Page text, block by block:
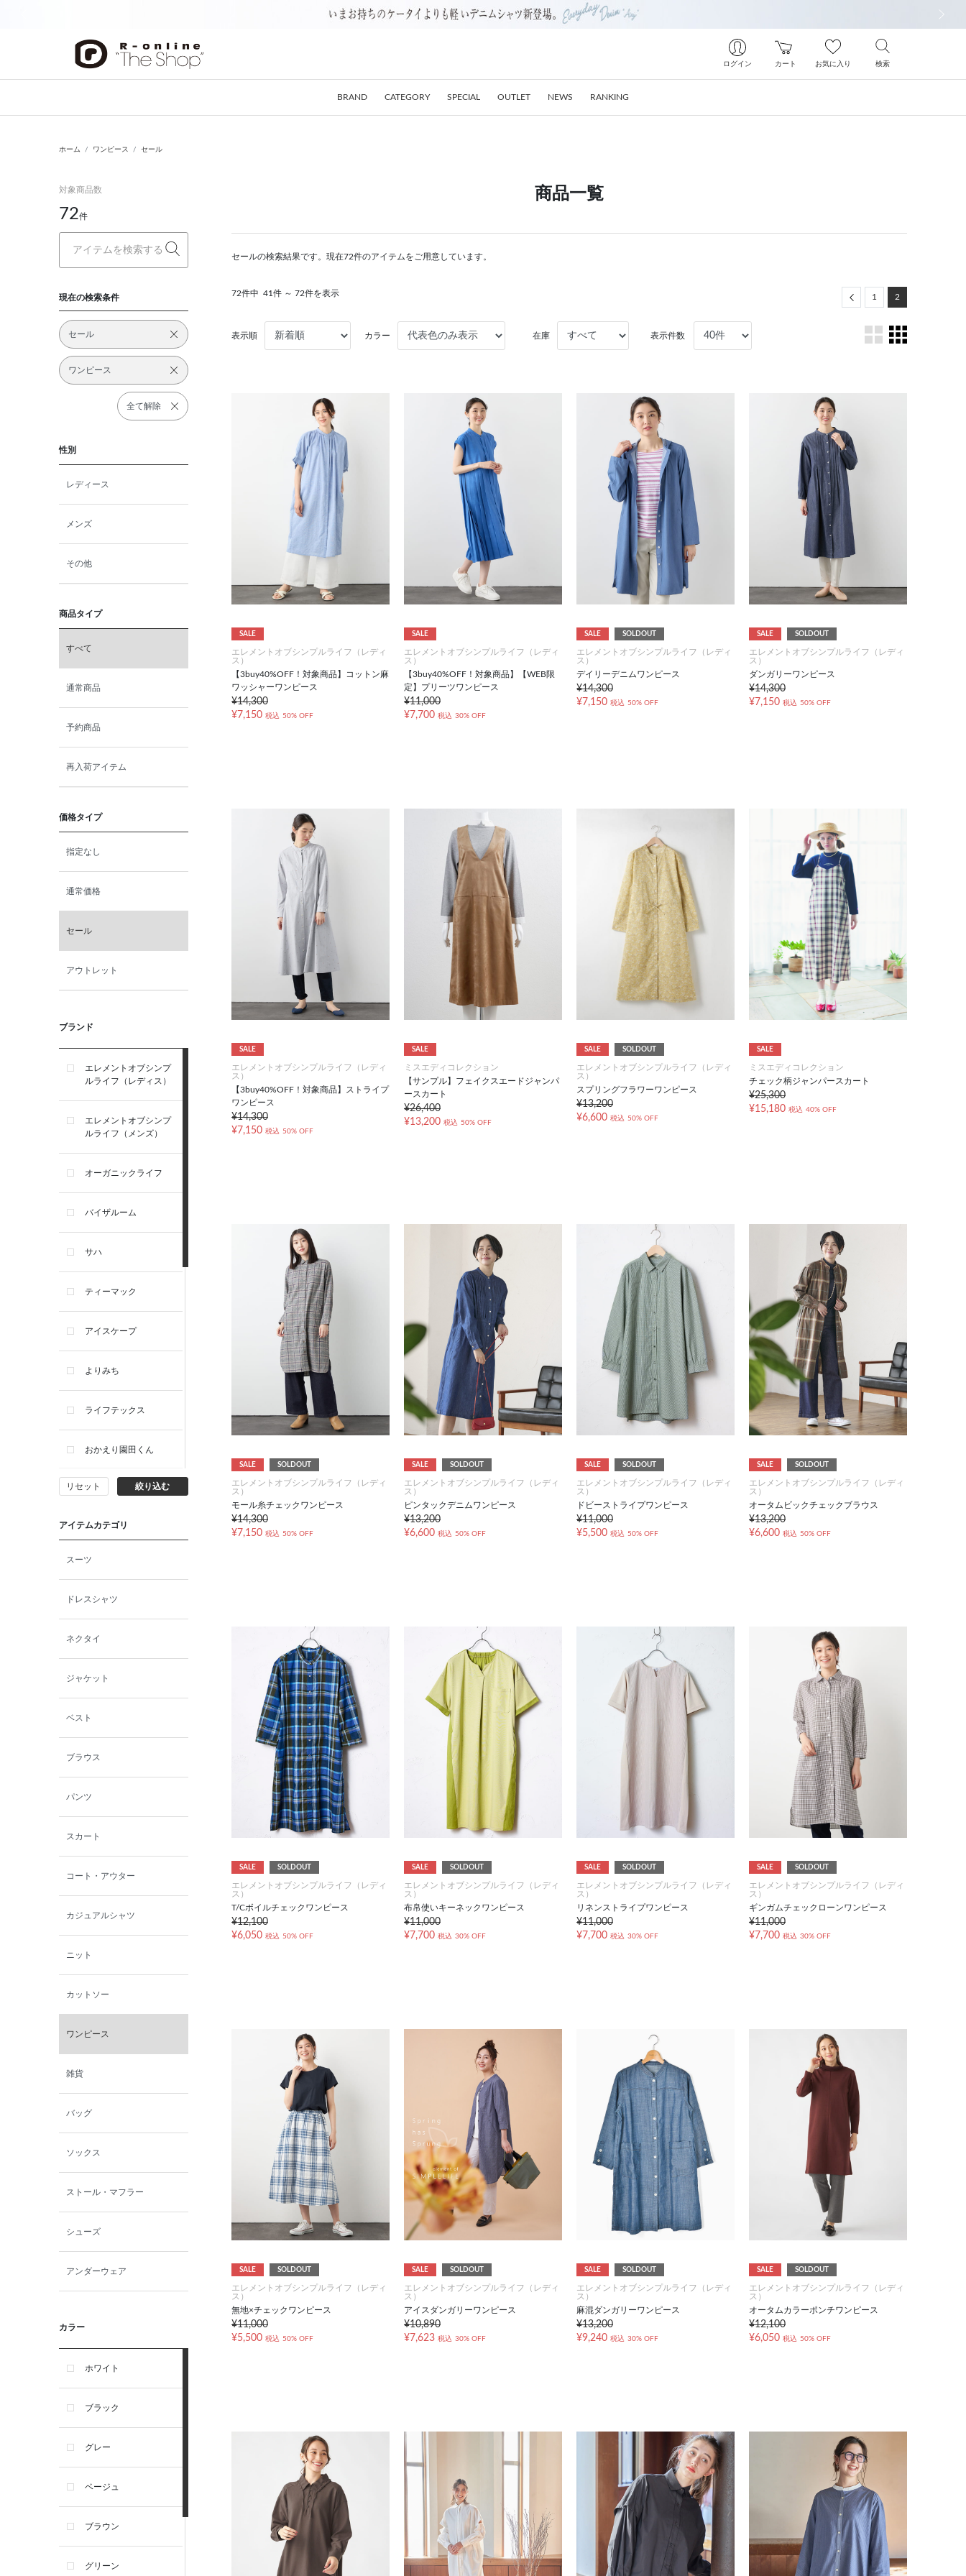
ログイン カート お気に入り 検索
BRAND CATEGORY SPECIAL OUTLET NEWS RANKING
ホーム ワンピース セール
対象商品数
72件
現在の検索条件
セール
ワンピース
全て解除
性別
レディース
メンズ
その他
商品タイプ
すべて
通常商品
予約商品
再入荷アイテム
価格タイプ
指定なし
通常価格
セール
アウトレット
ブランド
エレメントオブシンプ
ルライフ（レディス）
エレメントオブシンプ
ルライフ（メンズ）
オーガニックライフ
バイザルーム
サハ
ティーマック
アイスケープ
よりみち
ライフテックス
おかえり園田くん
ビー・エー・ジー
イヴィスト
ン
西脇シリーズ
小泉革店
シャミー
パーソンズジーンズ
ファインデーション
ローズペッシュ / パル
モンド
リセット 絞り込む
アイテムカテゴリ
スーツ
ドレスシャツ
ネクタイ
ジャケット
ベスト
ブラウス
パンツ
スカート
コート・アウター
カジュアルシャツ
ニット
カットソー
ワンピース
雑貨
バッグ
ソックス
ストール・マフラー
シューズ
アンダーウェア
カラー
ホワイト
ブラック
グレー
ベージュ
ブラウン
グリーン
商品一覧
セールの検索結果です。現在72件のアイテムをご用意しています。
72件中 41件 ～ 72件を表示 Previous
1 2
表示順 カラー 在庫 表示件数
SALE
エレメントオブシンプルライフ（レディ
ス）
【3buy40%OFF！対象商品】コットン麻
ワッシャーワンピース
¥14,300
¥7,150 税込 50% OFF
SALE
エレメントオブシンプルライフ（レディ
ス）
【3buy40%OFF！対象商品】【WEB限
定】プリーツワンピース
¥11,000
¥7,700 税込 30% OFF
SALE SOLDOUT
エレメントオブシンプルライフ（レディ
ス）
デイリーデニムワンピース
¥14,300
¥7,150 税込 50% OFF
SALE SOLDOUT
エレメントオブシンプルライフ（レディ
ス）
ダンガリーワンピース
¥14,300
¥7,150 税込 50% OFF
SALE
エレメントオブシンプルライフ（レディ
ス）
【3buy40%OFF！対象商品】ストライプ
ワンピース
¥14,300
¥7,150 税込 50% OFF
SALE
ミスエディコレクション
【サンプル】フェイクスエードジャンパ
ースカート
¥26,400
¥13,200 税込 50% OFF
SALE SOLDOUT
エレメントオブシンプルライフ（レディ
ス）
スプリングフラワーワンピース
¥13,200
¥6,600 税込 50% OFF
SALE
ミスエディコレクション
チェック柄ジャンパースカート
¥25,300
¥15,180 税込 40% OFF
SALE SOLDOUT
エレメントオブシンプルライフ（レディ
ス）
モール糸チェックワンピース
¥14,300
¥7,150 税込 50% OFF
SALE SOLDOUT
エレメントオブシンプルライフ（レディ
ス）
ピンタックデニムワンピース
¥13,200
¥6,600 税込 50% OFF
SALE SOLDOUT
エレメントオブシンプルライフ（レディ
ス）
ドビーストライプワンピース
¥11,000
¥5,500 税込 50% OFF
SALE SOLDOUT
エレメントオブシンプルライフ（レディ
ス）
オータムビックチェックブラウス
¥13,200
¥6,600 税込 50% OFF
SALE SOLDOUT
エレメントオブシンプルライフ（レディ
ス）
T/Cボイルチェックワンピース
¥12,100
¥6,050 税込 50% OFF
SALE SOLDOUT
エレメントオブシンプルライフ（レディ
ス）
布帛使いキーネックワンピース
¥11,000
¥7,700 税込 30% OFF
SALE SOLDOUT
エレメントオブシンプルライフ（レディ
ス）
リネンストライプワンピース
¥11,000
¥7,700 税込 30% OFF
SALE SOLDOUT
エレメントオブシンプルライフ（レディ
ス）
ギンガムチェックローンワンピース
¥11,000
¥7,700 税込 30% OFF
SALE SOLDOUT
エレメントオブシンプルライフ（レディ
ス）
無地×チェックワンピース
¥11,000
¥5,500 税込 50% OFF
SALE SOLDOUT
エレメントオブシンプルライフ（レディ
ス）
アイスダンガリーワンピース
¥10,890
¥7,623 税込 30% OFF
SALE SOLDOUT
エレメントオブシンプルライフ（レディ
ス）
麻混ダンガリーワンピース
¥13,200
¥9,240 税込 30% OFF
SALE SOLDOUT
エレメントオブシンプルライフ（レディ
ス）
オータムカラーポンチワンピース
¥12,100
¥6,050 税込 50% OFF